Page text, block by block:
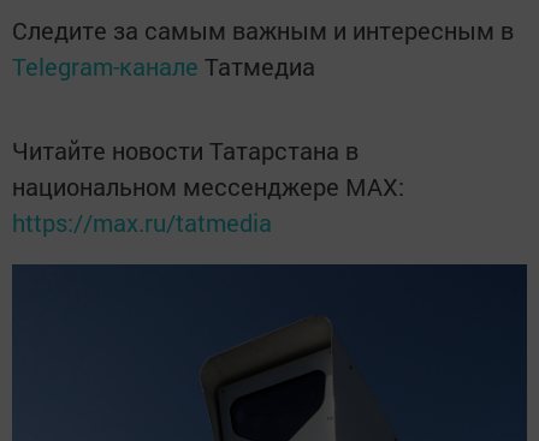
Следите за самым важным и интересным в
Telegram-канале Татмедиа
Читайте новости Татарстана в
национальном мессенджере MАХ:
https://max.ru/tatmedia